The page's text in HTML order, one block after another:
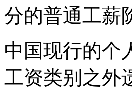
分的普通工薪
中国现行的个
工资类别之外